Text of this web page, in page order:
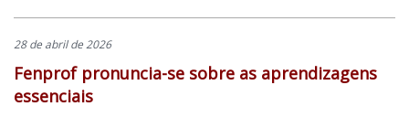
28 de abril de 2026
Fenprof pronuncia-se sobre as aprendizagens
essenciais